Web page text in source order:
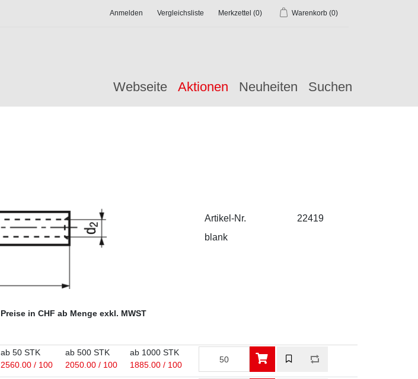
Anmelden Vergleichsliste Merkzettel (0) Warenkorb (0)
Webseite Aktionen Neuheiten Suchen
Artikel-Nr.
22419
blank
Preise in CHF ab Menge exkl. MWST
ab 50 STK
2560.00 / 100
ab 500 STK
2050.00 / 100
ab 1000 STK
1885.00 / 100